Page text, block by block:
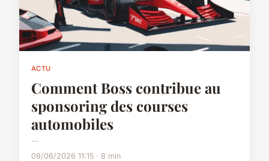
ACTU
Comment Boss contribue au
sponsoring des courses
automobiles
...
09/06/2026 11:15 · 8 min